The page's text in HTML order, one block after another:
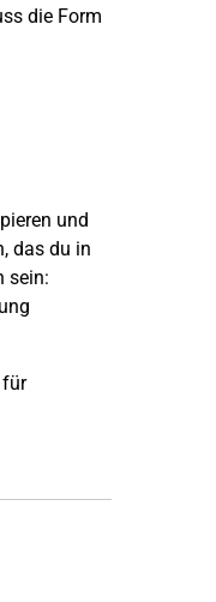
die Form
und
das du in
sein:
für